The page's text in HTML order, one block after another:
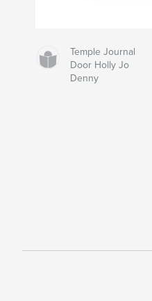
Temple Journal
Door Holly Jo
Denny